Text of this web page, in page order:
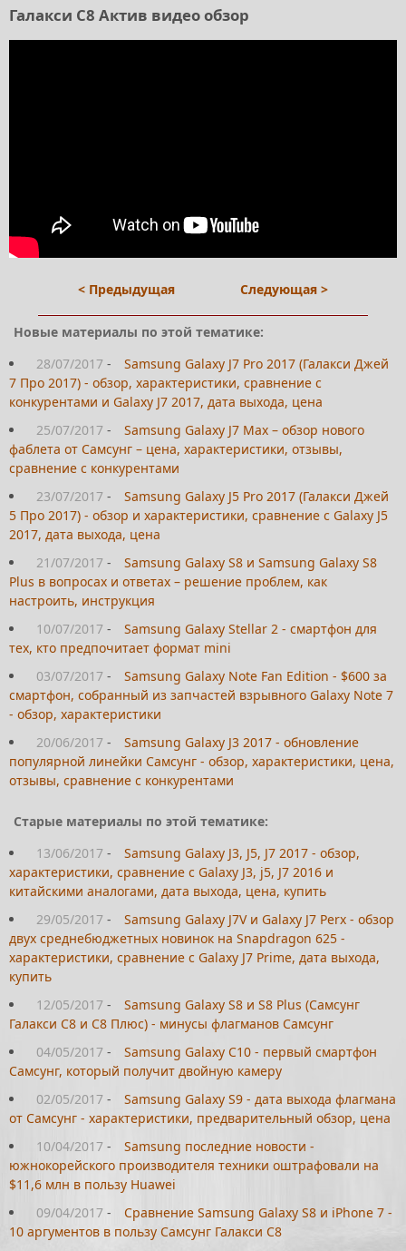
Галакси С8 Актив видео обзор
< Предыдущая Следующая >
Новые материалы по этой тематике:
28/07/2017 -
Samsung Galaxy J7 Pro 2017 (Галакси Джей
7 Про 2017) - обзор, характеристики, сравнение с
конкурентами и Galaxy J7 2017, дата выхода, цена
25/07/2017 -
Samsung Galaxy J7 Max – обзор нового
фаблета от Самсунг – цена, характеристики, отзывы,
сравнение с конкурентами
23/07/2017 -
Samsung Galaxy J5 Pro 2017 (Галакси Джей
5 Про 2017) - обзор и характеристики, сравнение с Galaxy J5
2017, дата выхода, цена
21/07/2017 -
Samsung Galaxy S8 и Samsung Galaxy S8
Plus в вопросах и ответах – решение проблем, как
настроить, инструкция
10/07/2017 -
Samsung Galaxy Stellar 2 - смартфон для
тех, кто предпочитает формат mini
03/07/2017 -
Samsung Galaxy Note Fan Edition - $600 за
смартфон, собранный из запчастей взрывного Galaxy Note 7
- обзор, характеристики
20/06/2017 -
Samsung Galaxy J3 2017 - обновление
популярной линейки Самсунг - обзор, характеристики, цена,
отзывы, сравнение с конкурентами
Старые материалы по этой тематике:
13/06/2017 -
Samsung Galaxy J3, J5, J7 2017 - обзор,
характеристики, сравнение с Galaxy J3, j5, J7 2016 и
китайскими аналогами, дата выхода, цена, купить
29/05/2017 -
Samsung Galaxy J7V и Galaxy J7 Perx - обзор
двух среднебюджетных новинок на Snapdragon 625 -
характеристики, сравнение с Galaxy J7 Prime, дата выхода,
купить
12/05/2017 -
Samsung Galaxy S8 и S8 Plus (Самсунг
Галакси С8 и С8 Плюс) - минусы флагманов Самсунг
04/05/2017 -
Samsung Galaxy C10 - первый смартфон
Самсунг, который получит двойную камеру
02/05/2017 -
Samsung Galaxy S9 - дата выхода флагмана
от Самсунг - характеристики, предварительный обзор, цена
10/04/2017 -
Samsung последние новости -
южнокорейского производителя техники оштрафовали на
$11,6 млн в пользу Huawei
09/04/2017 -
Cравнение Samsung Galaxy S8 и iPhone 7 -
10 аргументов в пользу Самсунг Галакси С8